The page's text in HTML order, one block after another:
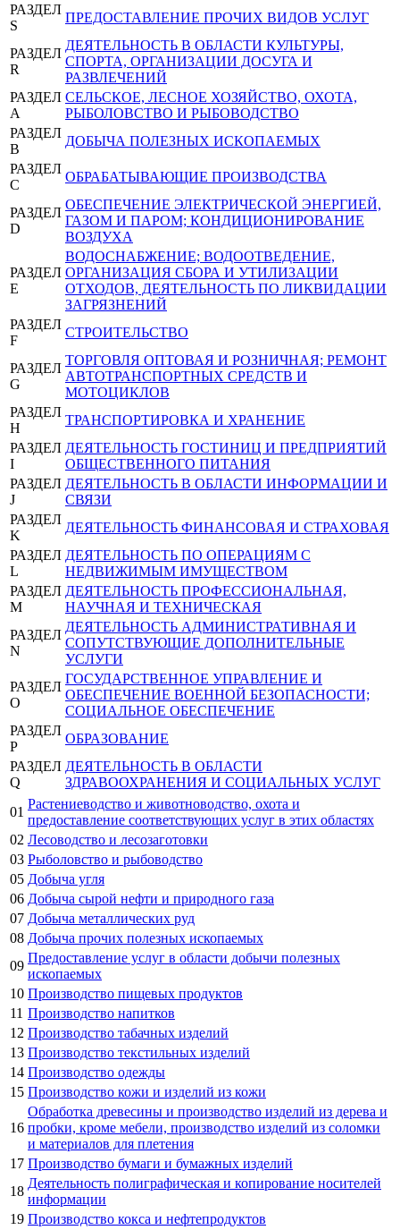
РАЗДЕЛ
S
ПРЕДОСТАВЛЕНИЕ ПРОЧИХ ВИДОВ УСЛУГ
РАЗДЕЛ
R
ДЕЯТЕЛЬНОСТЬ В ОБЛАСТИ КУЛЬТУРЫ,
СПОРТА, ОРГАНИЗАЦИИ ДОСУГА И
РАЗВЛЕЧЕНИЙ
РАЗДЕЛ
A
СЕЛЬСКОЕ, ЛЕСНОЕ ХОЗЯЙСТВО, ОХОТА,
РЫБОЛОВСТВО И РЫБОВОДСТВО
РАЗДЕЛ
B
ДОБЫЧА ПОЛЕЗНЫХ ИСКОПАЕМЫХ
РАЗДЕЛ
C
ОБРАБАТЫВАЮЩИЕ ПРОИЗВОДСТВА
РАЗДЕЛ
D
ОБЕСПЕЧЕНИЕ ЭЛЕКТРИЧЕСКОЙ ЭНЕРГИЕЙ,
ГАЗОМ И ПАРОМ; КОНДИЦИОНИРОВАНИЕ
ВОЗДУХА
РАЗДЕЛ
E
ВОДОСНАБЖЕНИЕ; ВОДООТВЕДЕНИЕ,
ОРГАНИЗАЦИЯ СБОРА И УТИЛИЗАЦИИ
ОТХОДОВ, ДЕЯТЕЛЬНОСТЬ ПО ЛИКВИДАЦИИ
ЗАГРЯЗНЕНИЙ
РАЗДЕЛ
F
СТРОИТЕЛЬСТВО
РАЗДЕЛ
G
ТОРГОВЛЯ ОПТОВАЯ И РОЗНИЧНАЯ; РЕМОНТ
АВТОТРАНСПОРТНЫХ СРЕДСТВ И
МОТОЦИКЛОВ
РАЗДЕЛ
H
ТРАНСПОРТИРОВКА И ХРАНЕНИЕ
РАЗДЕЛ
I
ДЕЯТЕЛЬНОСТЬ ГОСТИНИЦ И ПРЕДПРИЯТИЙ
ОБЩЕСТВЕННОГО ПИТАНИЯ
РАЗДЕЛ
J
ДЕЯТЕЛЬНОСТЬ В ОБЛАСТИ ИНФОРМАЦИИ И
СВЯЗИ
РАЗДЕЛ
K
ДЕЯТЕЛЬНОСТЬ ФИНАНСОВАЯ И СТРАХОВАЯ
РАЗДЕЛ
L
ДЕЯТЕЛЬНОСТЬ ПО ОПЕРАЦИЯМ С
НЕДВИЖИМЫМ ИМУЩЕСТВОМ
РАЗДЕЛ
M
ДЕЯТЕЛЬНОСТЬ ПРОФЕССИОНАЛЬНАЯ,
НАУЧНАЯ И ТЕХНИЧЕСКАЯ
РАЗДЕЛ
N
ДЕЯТЕЛЬНОСТЬ АДМИНИСТРАТИВНАЯ И
СОПУТСТВУЮЩИЕ ДОПОЛНИТЕЛЬНЫЕ
УСЛУГИ
РАЗДЕЛ
O
ГОСУДАРСТВЕННОЕ УПРАВЛЕНИЕ И
ОБЕСПЕЧЕНИЕ ВОЕННОЙ БЕЗОПАСНОСТИ;
СОЦИАЛЬНОЕ ОБЕСПЕЧЕНИЕ
РАЗДЕЛ
P
ОБРАЗОВАНИЕ
РАЗДЕЛ
Q
ДЕЯТЕЛЬНОСТЬ В ОБЛАСТИ
ЗДРАВООХРАНЕНИЯ И СОЦИАЛЬНЫХ УСЛУГ
01
Растениеводство и животноводство, охота и
предоставление соответствующих услуг в этих областях
02 Лесоводство и лесозаготовки
03 Рыболовство и рыбоводство
05 Добыча угля
06 Добыча сырой нефти и природного газа
07 Добыча металлических руд
08 Добыча прочих полезных ископаемых
09
Предоставление услуг в области добычи полезных
ископаемых
10 Производство пищевых продуктов
11 Производство напитков
12 Производство табачных изделий
13 Производство текстильных изделий
14 Производство одежды
15 Производство кожи и изделий из кожи
16
Обработка древесины и производство изделий из дерева и
пробки, кроме мебели, производство изделий из соломки
и материалов для плетения
17 Производство бумаги и бумажных изделий
18
Деятельность полиграфическая и копирование носителей
информации
19 Производство кокса и нефтепродуктов